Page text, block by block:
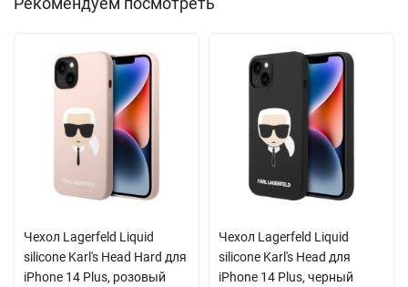
Чехол Lagerfeld Liquid
silicone Karl's Head Hard для
iPhone 14 Plus, розовый
Чехол Lagerfeld Liquid
silicone Karl's Head для
iPhone 14 Plus, черный